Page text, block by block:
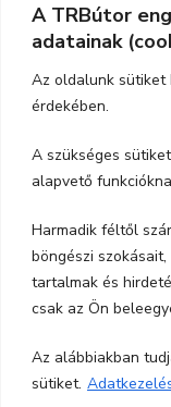
A TRBútor
adatainak
Az oldalunk sütiket
érdekében.
A szükséges
alapvető
Harmadik féltől
böngészi
tartalmak és
csak az Ön
Az alábbiakban
sütiket.
Elérhetőség
Cím: 3526
Nyitvatartás:
Telefon:06-70-
email: